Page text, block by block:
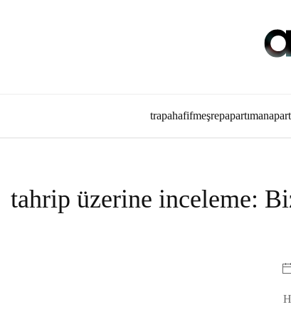
trapahafifmeşrepapartıman
tahrip üzerine inceleme: